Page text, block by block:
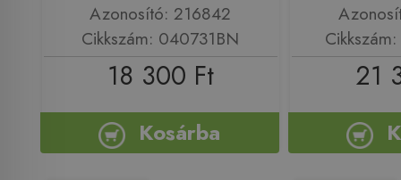
Azonosító: 216842
Cikkszám: 040731BN
18 300 Ft
Kosárba
21